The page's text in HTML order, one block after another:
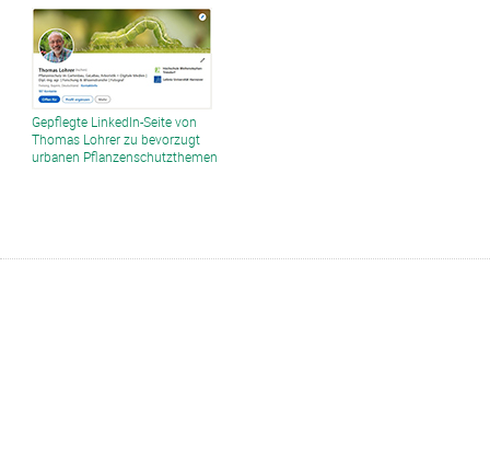
Gepflegte LinkedIn-Seite von
Thomas Lohrer zu bevorzugt
urbanen Pflanzenschutzthemen